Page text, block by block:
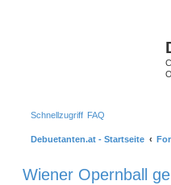
Schnellzugriff FAQ
Debuetanten.at - Startseite
Wiener Opernball